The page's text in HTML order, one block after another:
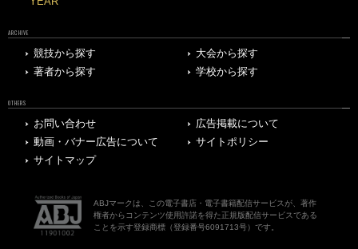
ARCHIVE
競技から探す
大会から探す
著者から探す
学校から探す
OTHERS
お問い合わせ
広告掲載について
動画・バナー広告について
サイトポリシー
サイトマップ
ABJマークは、この電子書店・電子書籍配信サービスが、著作
権者からコンテンツ使用許諾を得た正規版配信サービスである
ことを示す登録商標（登録番号6091713号）です。